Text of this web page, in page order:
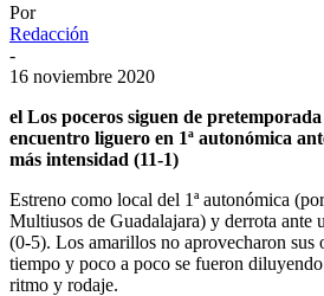
Por
Redacción
-
16 noviembre 2020
el Los poceros siguen de
encuentro liguero en 1ª autonómica
más intensidad (11-1)
Estreno como local del 1ª autonómica
Multiusos de Guadalajara) y derrota ante
(0-5). Los amarillos no aprovecharon sus
tiempo y poco a poco se fueron
ritmo y rodaje.